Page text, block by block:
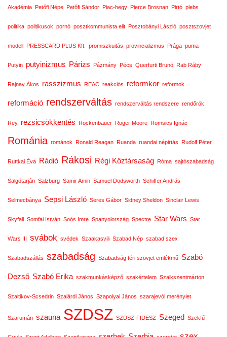
Akadémia Petőfi Népe Petőfi Sándor Piac-hegy Pierce Brosnan Pirtó plebs
politika politikusok pornó posztkommunista elit Posztobányi László posztszovjet
modell PRESSCARD PLUS Kft. promiszkuitás provincializmus Prága puma
Putyin putyinizmus Párizs Pázmány Pécs Querfurti Brunó Rab Ráby
Rajnay Ákos rasszizmus REAC reakciós reformkor reformok
reformáció rendszerváltás rendszerváltás rendszere rendőrök
Rey rezsicsökkentés Rockenbauer Roger Moore Romsics Ignác
Románia románok Ronald Reagan Ruanda ruandai népirtás Rudolf Péter
Ruttkai Éva Rádió Rákosi Régi Köztársaság Róma sajtószabadság
Salgótarján Salzburg Samir Amin Samuel Dodsworth Schiffer András
Selmecbánya Sepsi László Seres Gábor Sidney Sheldon Sinclair Lewis
Skyfall Somfai István Soós Imre Spanyolország Spectre Star Wars Star
Wars III svábok svédek Szaakasvili Szabad Nép szabad szex
Szabadszállás szabadság Szabadság téri szovjet emlékmű Szabó
Dezső Szabó Erika szakmunkásképző szakértelem Szalkszentmárton
Szaltikov-Scsedrin Szalárdi János Szapolyai János szarajevói merénylet
Szarumán szauna SZDSZ SZDSZ-FIDESZ Szeged Szekfű